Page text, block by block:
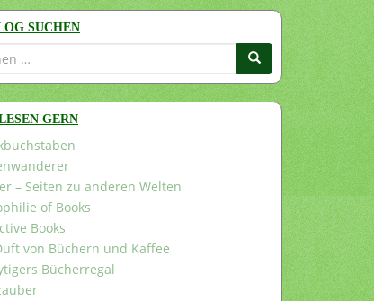
SUCHEN
GERN
– Seiten zu anderen Welten
of Books
Books
von Büchern und Kaffee
Bücherregal